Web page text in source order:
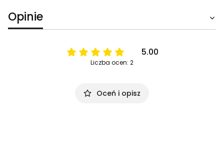
Opinie
5.00
Liczba ocen: 2
Oceń i opisz